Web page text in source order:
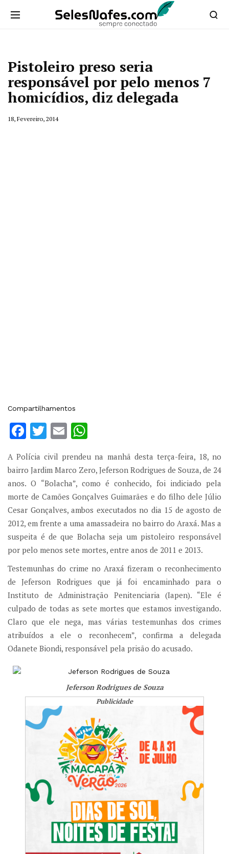
Pistoleiro preso seria
responsável por pelo menos 7
homicídios, diz delegada
18, Fevereiro, 2014
Compartilhamentos
Facebook
Twitter
Email
A Polícia civil prendeu na manhã desta terça-feira, 18, no
bairro Jardim Marco Zero, Jeferson Rodrigues de Souza, de 24
anos. O “Bolacha”, como é conhecido, foi indiciado pela
morte de Camões Gonçalves Guimarães e do filho dele Júlio
Cesar Gonçalves, ambos executados no dia 15 de agosto de
2012, em frente a uma amassadeira no bairro do Araxá. Mas a
suspeita é de que Bolacha seja um pistoleiro responsável
por pelo menos sete mortes, entre anos de 2011 e 2013.
Testemunhas do crime no Araxá fizeram o reconhecimento
de Jeferson Rodrigues que já foi encaminhado para o
Instituto de Administração Penitenciaria (Iapen). “Ele é
culpado de todas as sete mortes que estamos investigando.
Claro que ele nega, mas várias testemunhas dos crimes
atribuídos a ele o reconhecem”, confirma a delegada
Odanete Biondi, responsável pela prisão do acusado.
Jeferson Rodrigues de Souza
Publicidade